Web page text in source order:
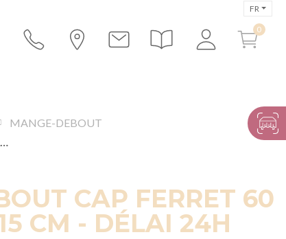
FR
MANGE-DEBOUT
MANGE-DEBOUT CAP FERRET 60 X 60 CM H 115 CM - DÉLAI 24H
CAP FERRET 60
CM - DÉLAI 24H